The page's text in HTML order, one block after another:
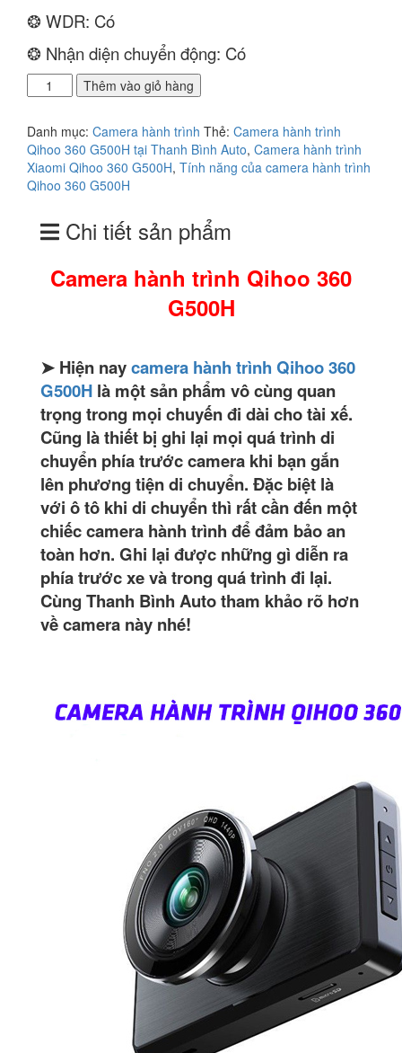
❂ WDR: Có
❂ Nhận diện chuyển động: Có
Camera
hành
Qihoo
360
G500H
số
Thêm vào giỏ hàng
Danh mục: Camera hành trình Thẻ: Camera hành trình
Qihoo 360 G500H tại Thanh Bình Auto, Camera hành trình
Xiaomi Qihoo 360 G500H, Tính năng của camera hành trình
Qihoo 360 G500H
Chi tiết sản phẩm
Camera hành trình Qihoo 360
G500H
➤ Hiện naycamera hành trình Qihoo 360
G500H là một sản phẩm vô cùng quan
trọng trong mọi chuyến đi dài cho tài xế.
Cũng là thiết bị ghi lại mọi quá trình di
chuyển phía trước camera khi bạn gắn
lên phương tiện di chuyển. Đặc biệt là
với ô tô khi di chuyển thì rất cần đến một
chiếc camera hành trình để đảm bảo an
toàn hơn. Ghi lại được những gì diễn ra
phía trước xe và trong quá trình đi lại.
Cùng Thanh Bình Auto tham khảo rõ hơn
về camera này nhé!